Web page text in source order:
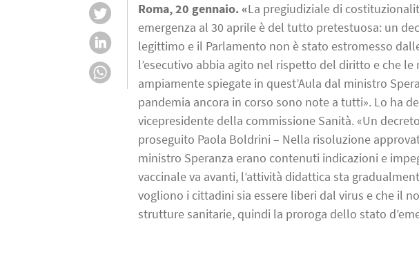
Roma, 20 gennaio. «La pregiudiziale di
emergenza al 30 aprile è del tutto pretestuosa: un
legittimo e il Parlamento non è stato estromesso
l’esecutivo abbia agito nel rispetto del diritto e che
ampiamente spiegate in quest’Aula dal ministro
pandemia ancora in corso sono note a tutti». Lo ha
vicepresidente della commissione Sanità. «Un
proseguito Paola Boldrini – Nella risoluzione
ministro Speranza erano contenuti indicazioni e
vaccinale va avanti, l’attività didattica sta
vogliono i cittadini sia essere liberi dal virus e che il
strutture sanitarie, quindi la proroga dello stato